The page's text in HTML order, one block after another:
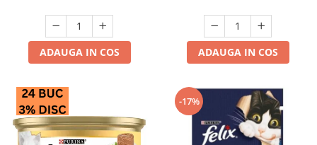
ADAUGA IN COS ADAUGA IN COS
-17%